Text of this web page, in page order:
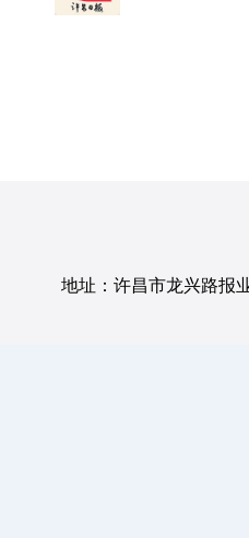
地址：许昌市龙兴路报